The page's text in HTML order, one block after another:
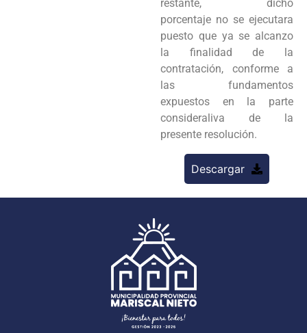
restante, dicho
porcentaje no se ejecutara
puesto que ya se alcanzo
la finalidad de la
contratación, conforme a
las fundamentos
expuestos en la parte
consideraliva de la
presente resolución.
Descargar